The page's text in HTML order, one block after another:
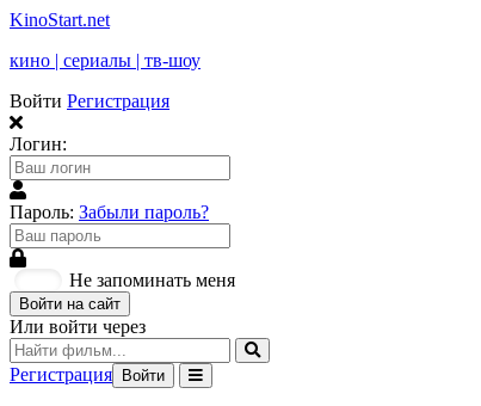
KinoStart.net
кино | сериалы | тв-шоу
Войти Регистрация
Логин:
Пароль: Забыли пароль?
Не запоминать меня
Войти на сайт
Или войти через
Регистрация Войти